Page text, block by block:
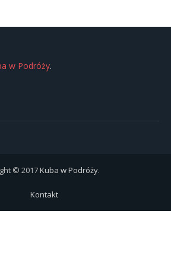
w Podróży.
© 2017Kuba w Podróży.
Kontakt